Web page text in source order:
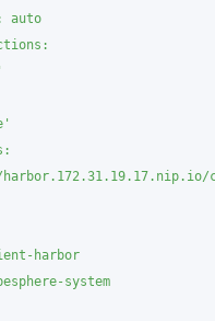
auto
harbor
system